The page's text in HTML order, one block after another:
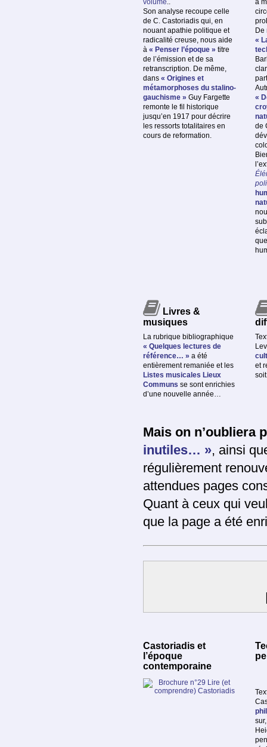
Son analyse recoupe celle
de C. Castoriadis qui, en
nouant apathie politique et
radicalité creuse, nous aide
à « Penser l’époque » titre
de l’émission et de sa
retranscription. De même,
dans « Origines et
métamorphoses du stalino-
gauchisme » Guy Fargette
remonte le fil historique
jusqu’en 1917 pour décrire
les ressorts totalitaires en
cours de reformation.
De
«
«
de
Livres &
musiques
La rubrique bibliographique
« Quelques lectures de
référence… » a été
entièrement remaniée et les
Listes musicales Lieux
Communs se sont enrichies
d’une nouvelle année…
et
Mais on n’oubliera
inutiles… », ainsi
régulièrement
attendues pages
Quant à ceux qui
que la page a été
Castoriadis et
l’époque
contemporaine